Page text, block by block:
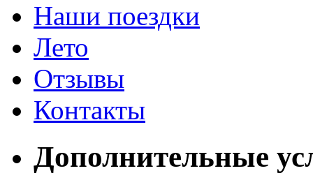
Наши поездки
Лето
Отзывы
Контакты
Дополнительные